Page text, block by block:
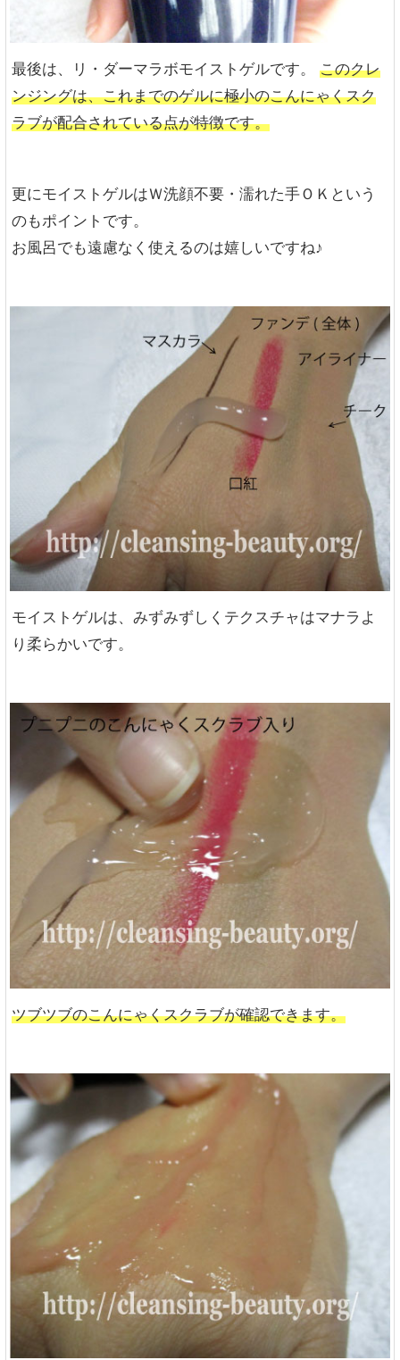
最後は、リ・ダーマラボモイストゲルです。 このクレ
ンジングは、これまでのゲルに極小のこんにゃくスク
ラブが配合されている点が特徴です。
更にモイストゲルはＷ洗顔不要・濡れた手ＯＫという
のもポイントです。
お風呂でも遠慮なく使えるのは嬉しいですね♪
モイストゲルは、みずみずしくテクスチャはマナラよ
り柔らかいです。
ツブツブのこんにゃくスクラブが確認できます。